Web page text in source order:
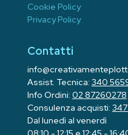
Cookie Policy
Privacy Policy
Contatti
Assist. Tecnica: 340
Info Ordini: 02 87260278
Consulenza acquisti:
Dal lunedì al venerdì